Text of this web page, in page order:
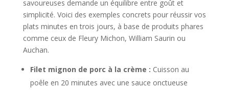
savoureuses demande un équilibre entre goût et
simplicité. Voici des exemples concrets pour réussir vos
plats minutes en trois jours, à base de produits phares
comme ceux de Fleury Michon, William Saurin ou
Auchan.
Filet mignon de porc à la crème : Cuisson au
poêle en 20 minutes avec une sauce onctueuse